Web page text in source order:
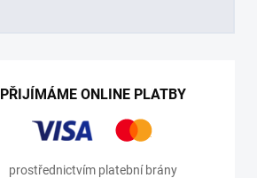
PŘIJÍMÁME ONLINE PLATBY
prostřednictvím platební brány